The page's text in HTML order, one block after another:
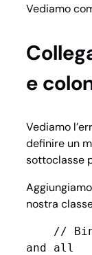
Vediamo
e
Vediamo
definire un
sottoclasse
nostra
and all